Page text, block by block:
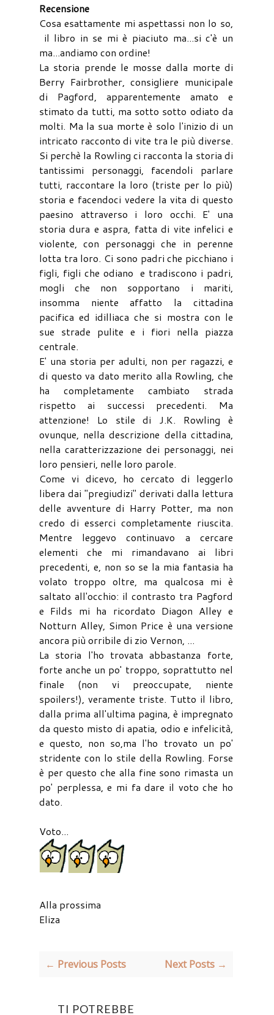
Recensione
Cosa esattamente mi aspettassi non lo so,
il libro in se mi è piaciuto ma...si c'è un
ma...andiamo con ordine!
La storia prende le mosse dalla morte di
Berry Fairbrother, consigliere municipale
di Pagford, apparentemente amato e
stimato da tutti, ma sotto sotto odiato da
molti. Ma la sua morte è solo l'inizio di un
intricato racconto di vite tra le più diverse.
Si perchè la Rowling ci racconta la storia di
tantissimi personaggi, facendoli parlare
tutti, raccontare la loro (triste per lo più)
storia e facendoci vedere la vita di questo
paesino attraverso i loro occhi. E' una
storia dura e aspra, fatta di vite infelici e
violente, con personaggi che in perenne
lotta tra loro. Ci sono padri che picchiano i
figli, figli che odiano e tradiscono i padri,
mogli che non sopportano i mariti,
insomma niente affatto la cittadina
pacifica ed idilliaca che si mostra con le
sue strade pulite e i fiori nella piazza
centrale.
E' una storia per adulti, non per ragazzi, e
di questo va dato merito alla Rowling, che
ha completamente cambiato strada
rispetto ai successi precedenti. Ma
attenzione! Lo stile di J.K. Rowling è
ovunque, nella descrizione della cittadina,
nella caratterizzazione dei personaggi, nei
loro pensieri, nelle loro parole.
Come vi dicevo, ho cercato di leggerlo
libera dai "pregiudizi" derivati dalla lettura
delle avventure di Harry Potter, ma non
credo di esserci completamente riuscita.
Mentre leggevo continuavo a cercare
elementi che mi rimandavano ai libri
precedenti, e, non so se la mia fantasia ha
volato troppo oltre, ma qualcosa mi è
saltato all'occhio: il contrasto tra Pagford
e Filds mi ha ricordato Diagon Alley e
Notturn Alley, Simon Price è una versione
ancora più orribile di zio Vernon, ...
La storia l'ho trovata abbastanza forte,
forte anche un po' troppo, soprattutto nel
finale (non vi preoccupate, niente
spoilers!), veramente triste. Tutto il libro,
dalla prima all'ultima pagina, è impregnato
da questo misto di apatia, odio e infelicità,
e questo, non so,ma l'ho trovato un po'
stridente con lo stile della Rowling. Forse
è per questo che alla fine sono rimasta un
po' perplessa, e mi fa dare il voto che ho
dato.
Voto...
Alla prossima
Eliza
← Previous Posts Next Posts →
TI POTREBBE